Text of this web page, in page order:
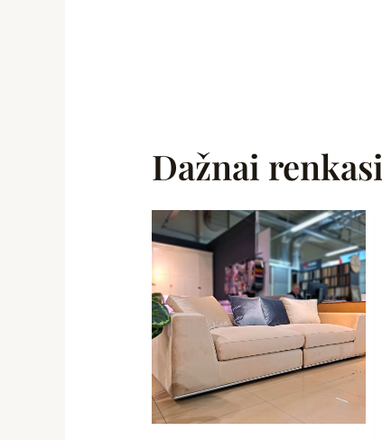
Dažnai renkasi
Original
price
1890,00 €.
Current
price
is:
999,00 €.